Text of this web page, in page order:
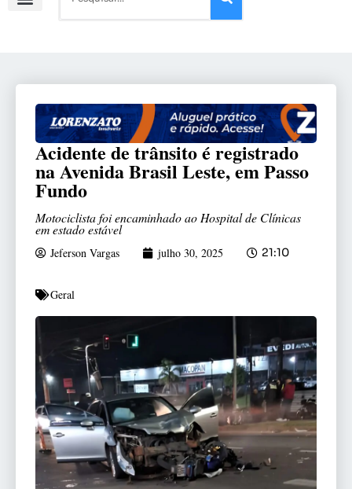
Acidente de trânsito é registrado
na Avenida Brasil Leste, em Passo
Fundo
Motociclista foi encaminhado ao Hospital de Clínicas
em estado estável
Jeferson Vargas julho 30, 2025 21:10
Geral